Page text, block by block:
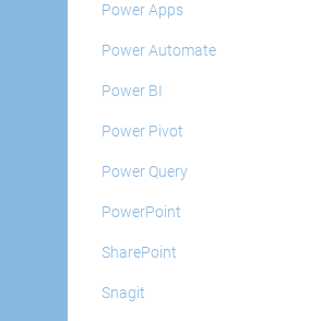
Power Apps
Power Automate
Power BI
Power Pivot
Power Query
PowerPoint
SharePoint
Snagit